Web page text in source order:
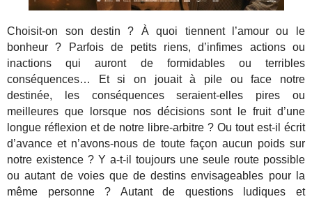
Choisit-on son destin ? À quoi tiennent l’amour ou le
bonheur ? Parfois de petits riens, d’infimes actions ou
inactions qui auront de formidables ou terribles
conséquences… Et si on jouait à pile ou face notre
destinée, les conséquences seraient-elles pires ou
meilleures que lorsque nos décisions sont le fruit d’une
longue réflexion et de notre libre-arbitre ? Ou tout est-il écrit
d’avance et n’avons-nous de toute façon aucun poids sur
notre existence ? Y a-t-il toujours une seule route possible
ou autant de voies que de destins envisageables pour la
même personne ? Autant de questions ludiques et